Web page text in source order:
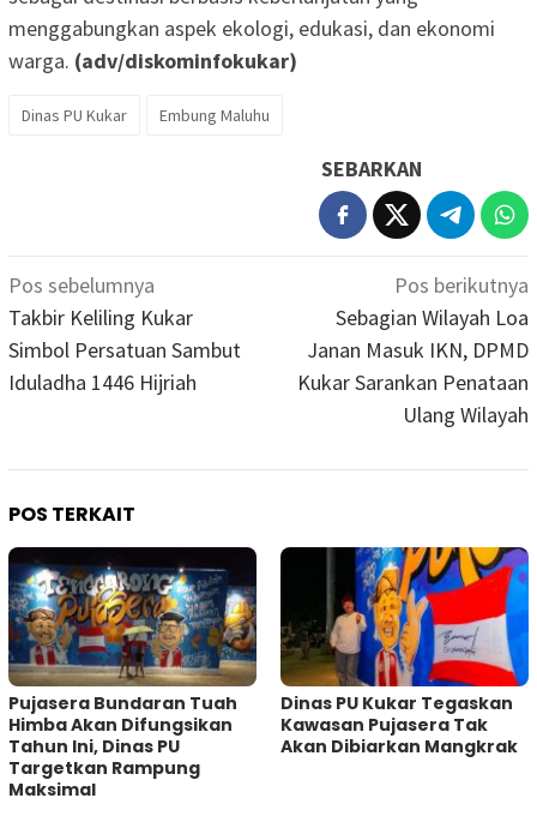
menggabungkan aspek ekologi, edukasi, dan ekonomi
warga. (adv/diskominfokukar)
Dinas PU Kukar Embung Maluhu
SEBARKAN
Navigasi
pos
Pos sebelumnya
Takbir Keliling Kukar
Simbol Persatuan Sambut
Iduladha 1446 Hijriah
Pos berikutnya
Sebagian Wilayah Loa
Janan Masuk IKN, DPMD
Kukar Sarankan Penataan
Ulang Wilayah
POS TERKAIT
Pujasera Bundaran Tuah
Himba Akan Difungsikan
Tahun Ini, Dinas PU
Targetkan Rampung
Maksimal
Dinas PU Kukar Tegaskan
Kawasan Pujasera Tak
Akan Dibiarkan Mangkrak